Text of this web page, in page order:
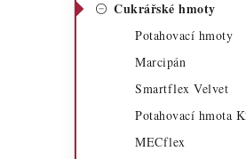
a
Cukrářské hmoty
Potahovací hmoty
Marcipán
Smartflex Velvet
Potahovací hmota
MECflex